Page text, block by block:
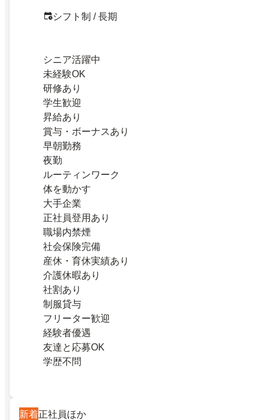
シフト制 / 長期
シニア活躍中
未経験OK
研修あり
学生歓迎
昇給あり
賞与・ボーナスあり
早朝勤務
夜勤
ルーティンワーク
体を動かす
大手企業
正社員登用あり
職場内禁煙
社会保険完備
産休・育休実績あり
介護休暇あり
社割あり
制服貸与
フリーター歓迎
経験者優遇
友達と応募OK
学歴不問
新着正社員ほか